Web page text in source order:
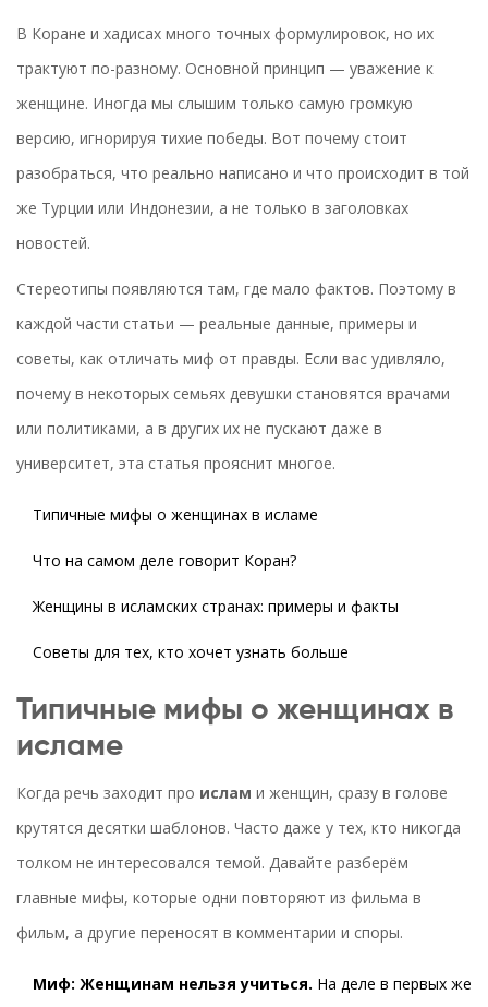
В Коране и хадисах много точных формулировок, но их
трактуют по-разному. Основной принцип — уважение к
женщине. Иногда мы слышим только самую громкую
версию, игнорируя тихие победы. Вот почему стоит
разобраться, что реально написано и что происходит в той
же Турции или Индонезии, а не только в заголовках
новостей.
Стереотипы появляются там, где мало фактов. Поэтому в
каждой части статьи — реальные данные, примеры и
советы, как отличать миф от правды. Если вас удивляло,
почему в некоторых семьях девушки становятся врачами
или политиками, а в других их не пускают даже в
университет, эта статья прояснит многое.
Типичные мифы о женщинах в исламе
Что на самом деле говорит Коран?
Женщины в исламских странах: примеры и факты
Советы для тех, кто хочет узнать больше
Типичные мифы о женщинах в
исламе
Когда речь заходит про ислам и женщин, сразу в голове
крутятся десятки шаблонов. Часто даже у тех, кто никогда
толком не интересовался темой. Давайте разберём
главные мифы, которые одни повторяют из фильма в
фильм, а другие переносят в комментарии и споры.
Миф: Женщинам нельзя учиться. На деле в первых же